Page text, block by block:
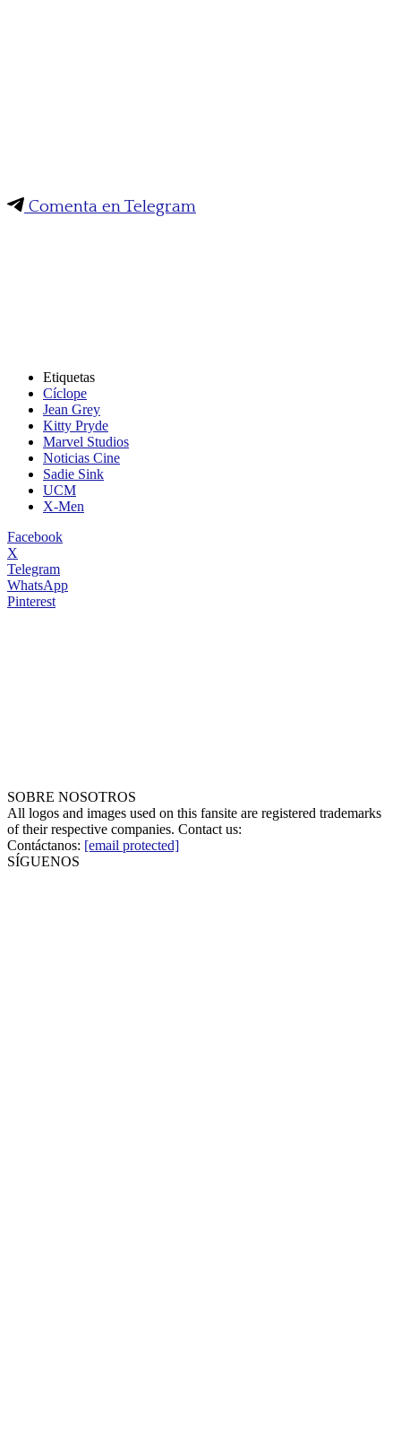
Comenta en Telegram
Etiquetas
Cíclope
Jean Grey
Kitty Pryde
Marvel Studios
Noticias Cine
Sadie Sink
UCM
X-Men
Facebook
X
Telegram
WhatsApp
Pinterest
SOBRE NOSOTROS
All logos and images used on this fansite are registered trademarks
of their respective companies. Contact us:
Contáctanos: [email protected]
SÍGUENOS